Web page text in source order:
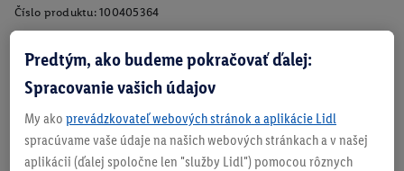
Číslo produktu: 100405364
Zistite svoju veľkosť
Predtým, ako budeme pokračovať ďalej:
Spracovanie vašich údajov
My ako prevádzkovateľ webových stránok a aplikácie Lidl
spracúvame vaše údaje na našich webových stránkach a v našej
aplikácii (ďalej spoločne len "služby Lidl") pomocou rôznych